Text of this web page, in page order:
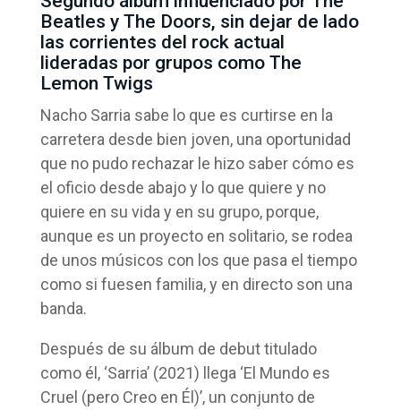
Beatles y The Doors, sin dejar de lado
las corrientes del rock actual
lideradas por grupos como The
Lemon Twigs
Nacho Sarria sabe lo que es curtirse en la
carretera desde bien joven, una oportunidad
que no pudo rechazar le hizo saber cómo es
el oficio desde abajo y lo que quiere y no
quiere en su vida y en su grupo, porque,
aunque es un proyecto en solitario, se rodea
de unos músicos con los que pasa el tiempo
como si fuesen familia, y en directo son una
banda.
Después de su álbum de debut titulado
como él, ‘Sarria’ (2021) llega ‘El Mundo es
Cruel (pero Creo en Él)’, un conjunto de